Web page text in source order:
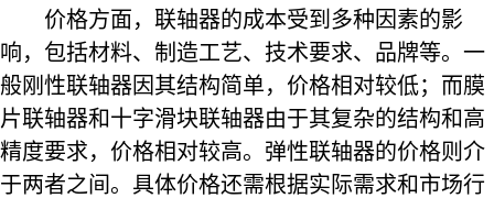
价格方面，联轴器的成本受到多种因素的影
响，包括材料、制造工艺、技术要求、品牌等。一
般刚性联轴器因其结构简单，价格相对较低；而膜
片联轴器和十字滑块联轴器由于其复杂的结构和高
精度要求，价格相对较高。弹性联轴器的价格则介
于两者之间。具体价格还需根据实际需求和市场行